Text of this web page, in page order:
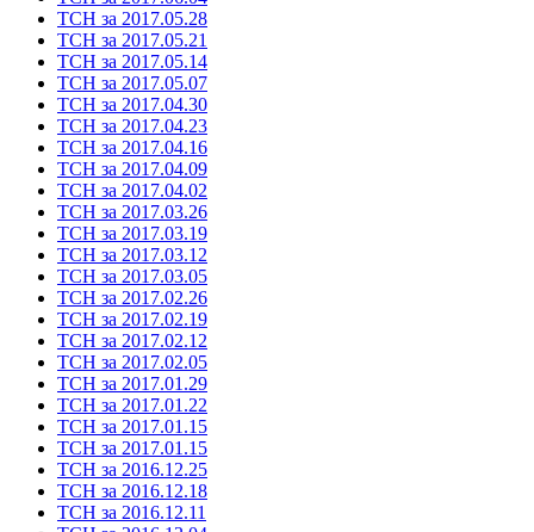
ТСН за 2017.05.28
ТСН за 2017.05.21
ТСН за 2017.05.14
ТСН за 2017.05.07
ТСН за 2017.04.30
ТСН за 2017.04.23
ТСН за 2017.04.16
ТСН за 2017.04.09
ТСН за 2017.04.02
ТСН за 2017.03.26
ТСН за 2017.03.19
ТСН за 2017.03.12
ТСН за 2017.03.05
ТСН за 2017.02.26
ТСН за 2017.02.19
ТСН за 2017.02.12
ТСН за 2017.02.05
ТСН за 2017.01.29
ТСН за 2017.01.22
ТСН за 2017.01.15
ТСН за 2017.01.15
ТСН за 2016.12.25
ТСН за 2016.12.18
ТСН за 2016.12.11